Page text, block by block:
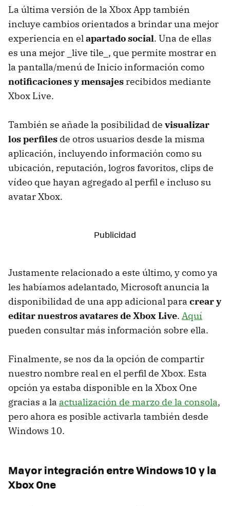
La última versión de la Xbox App también
incluye cambios orientados a brindar una mejor
experiencia en elapartado social. Una de ellas
es una mejor _live tile_, que permite mostrar en
la pantalla/menú de Inicio información como
notificaciones y mensajes recibidos mediante
Xbox Live.
También se añade la posibilidad de visualizar
los perfiles de otros usuarios desde la misma
aplicación, incluyendo información como su
ubicación, reputación, logros favoritos, clips de
vídeo que hayan agregado al perfil e incluso su
avatar Xbox.
Justamente relacionado a este último, y como ya
les habíamos adelantado, Microsoft anuncia la
disponibilidad de una app adicional para crear y
editar nuestros avatares de Xbox Live. Aquí
pueden consultar más información sobre ella.
Finalmente, se nos da la opción de compartir
nuestro nombre real en el perfil de Xbox. Esta
opción ya estaba disponible en la Xbox One
gracias a la actualización de marzo de la consola,
pero ahora es posible activarla también desde
Windows 10.
Mayor integración entre Windows 10 y la
Xbox One